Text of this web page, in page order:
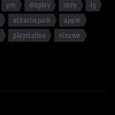
pro display sony
lg
attractiepark
apple
playstation
nieuwe